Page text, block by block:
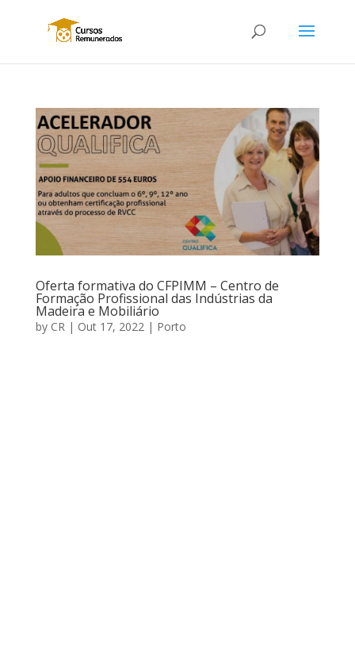
Oferta formativa do CFPIMM – Centro de
Formação Profissional das Indústrias da
Madeira e Mobiliário
by CR | Out 17, 2022 | Porto